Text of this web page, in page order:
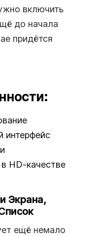
включить
до начала
придётся
интерфейс
HD‑качестве
Экрана,
ещё немало